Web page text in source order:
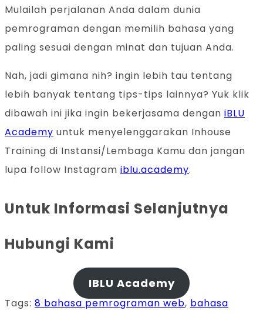
Mulailah perjalanan Anda dalam dunia
pemrograman dengan memilih bahasa yang
paling sesuai dengan minat dan tujuan Anda.
Nah, jadi gimana nih? ingin lebih tau tentang
lebih banyak tentang tips-tips lainnya? Yuk klik
dibawah ini jika ingin bekerjasama dengan iBLU
Academy untuk menyelenggarakan Inhouse
Training di Instansi/Lembaga Kamu dan jangan
lupa follow Instagram iblu.academy.
Untuk Informasi Selanjutnya
Hubungi Kami
IBLU Academy
Tags: 8 bahasa pemrograman web, bahasa